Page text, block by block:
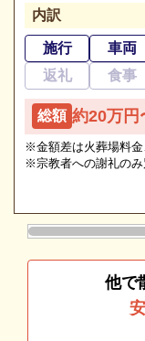
追加料金の心配
人数・式場・火
にあわせて、お
する前に総額費
ただいてから施
草津ブライト
草津ブライトホ
てご紹介します。
草津ブライ
草津ブライトホ
一般葬は、お通
ご家族やご親族
人や会社関係者
内訳
施行 車両
返礼
食事
総額 約20万円
※金額差は火葬場料金
※宗教者への謝礼のみ
他で